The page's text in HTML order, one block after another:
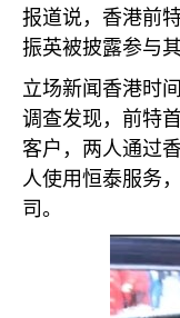
报道说，香港前
振英被披露参与其
立场新闻香港时间
调查发现，前特
客户，两人通过
人使用恒泰服务
司。